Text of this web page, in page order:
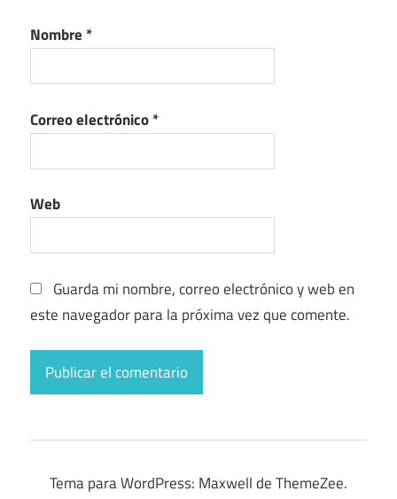
Nombre *
Correo electrónico*
Web
Guarda mi nombre, correo electrónico y web en
este navegador para la próxima vez que comente.
Tema para WordPress: Maxwell de ThemeZee.